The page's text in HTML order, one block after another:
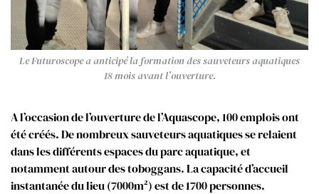
Le Futuroscope a anticipé la formation des sauveteurs aquatiques
18 mois avant l’ouverture.
A l’occasion de l’ouverture de l’Aquascope, 100 emplois ont
été créés. De nombreux sauveteurs aquatiques se relaient
dans les différents espaces du parc aquatique, et
notamment autour des toboggans. La capacité d’accueil
instantanée du lieu (7000m²) est de 1700 personnes.